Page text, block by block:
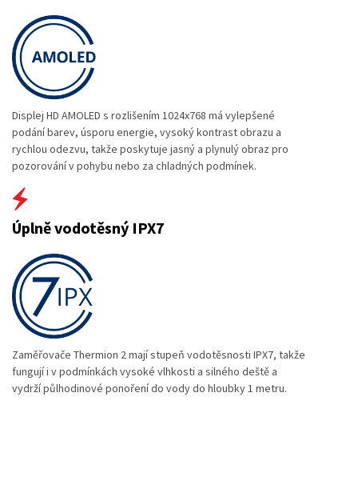
Displej HD AMOLED s rozlišením 1024x768 má vylepšené
podání barev, úsporu energie, vysoký kontrast obrazu a
rychlou odezvu, takže poskytuje jasný a plynulý obraz pro
pozorování v pohybu nebo za chladných podmínek.
Úplně vodotěsný IPX7
Zaměřovače Thermion 2 mají stupeň vodotěsnosti IPX7, takže
fungují i v podmínkách vysoké vlhkosti a silného deště a
vydrží půlhodinové ponoření do vody do hloubky 1 metru.